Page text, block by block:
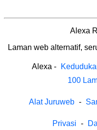
Alexa
Laman web alternatif,
Alexa -
100
Alat Juruweb -
Privasi -